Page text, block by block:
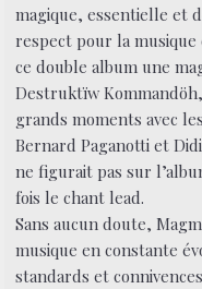
magique, essentielle et
respect pour la
ce double album une
Destruktïw
grands moments avec
Bernard Paganotti et
ne figurait pas sur
fois le chant lead.
Sans aucun doute,
musique en constante
standards et